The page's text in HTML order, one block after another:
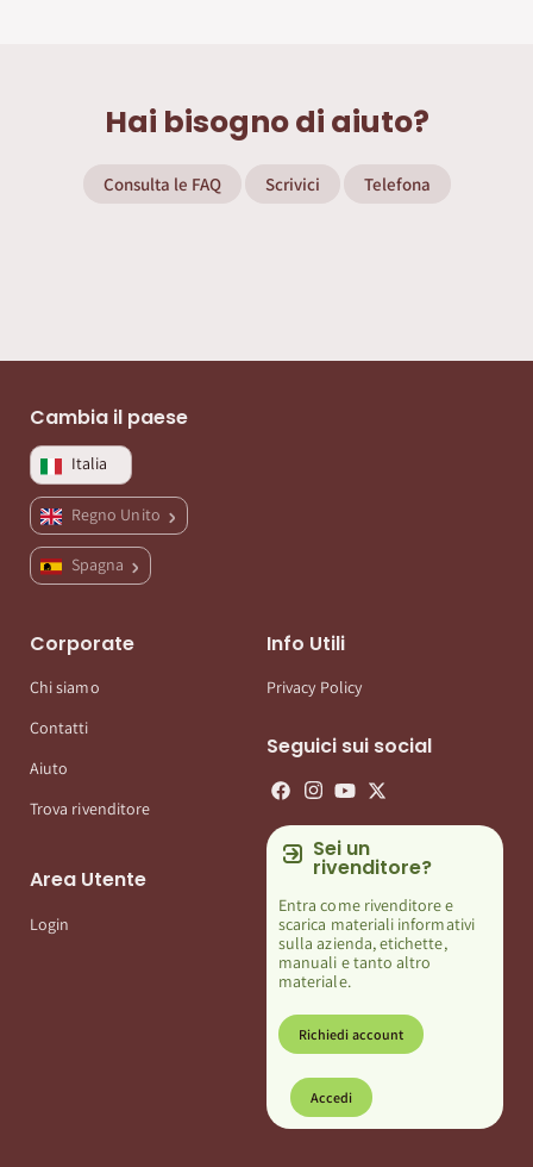
Hai bisogno di aiuto?
Consulta le FAQ Scrivici Telefona
Cambia il paese
Italia
Regno Unito
Spagna
Corporate
Chi siamo
Contatti
Aiuto
Trova rivenditore
Area Utente
Login
Info Utili
Privacy Policy
Seguici sui social
Sei un
rivenditore?
Entra come rivenditore e
scarica materiali informativi
sulla azienda, etichette,
manuali e tanto altro
materiale.
Richiedi account
Accedi